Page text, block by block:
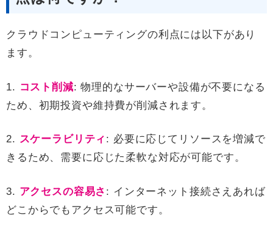
クラウドコンピューティングの利点には以下があり
ます。
1. コスト削減: 物理的なサーバーや設備が不要になる
ため、初期投資や維持費が削減されます。
2. スケーラビリティ : 必要に応じてリソースを増減で
きるため、需要に応じた柔軟な対応が可能です。
3. アクセスの容易さ : インターネット接続さえあれば
どこからでもアクセス可能です。